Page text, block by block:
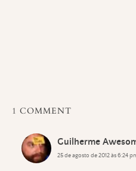
1 COMMENT
Guilherme
25 de agosto de 2012 às 6:24